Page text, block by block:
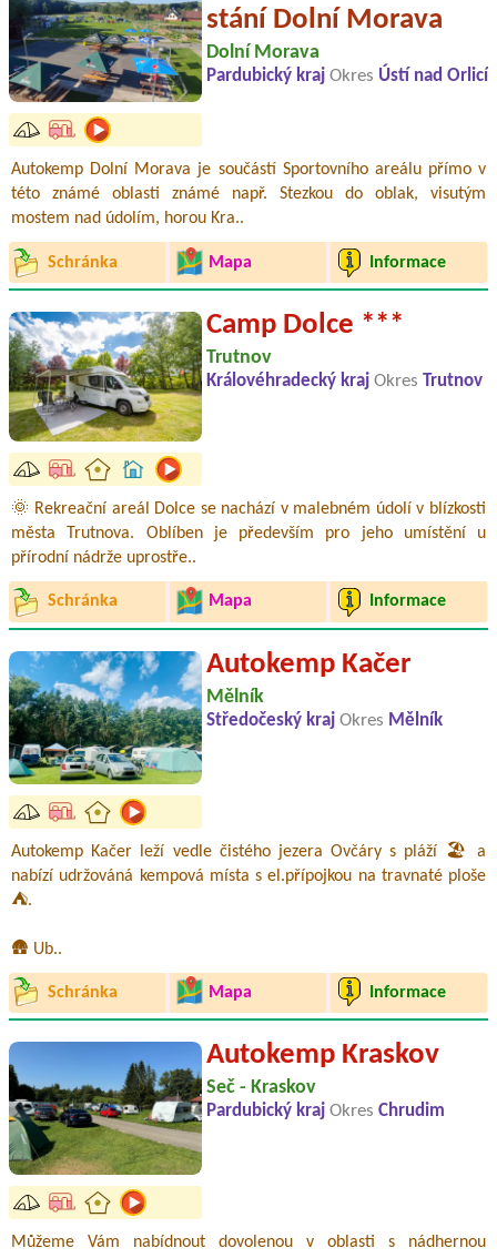
stání Dolní Morava
Dolní Morava
Pardubický kraj Okres Ústí nad Orlicí
Autokemp Dolní Morava je součástí Sportovního areálu přímo v
této známé oblasti známé např. Stezkou do oblak, visutým
mostem nad údolím, horou Kra..
Schránka Mapa Informace
Camp Dolce ***
Trutnov
Královéhradecký kraj Okres Trutnov
🌞 Rekreační areál Dolce se nachází v malebném údolí v blízkosti
města Trutnova. Oblíben je především pro jeho umístění u
přírodní nádrže uprostře..
Schránka Mapa Informace
Autokemp Kačer
Mělník
Středočeský kraj Okres Mělník
Autokemp Kačer leží vedle čistého jezera Ovčáry s pláží 🏖️ a
nabízí udržováná kempová místa s el.přípojkou na travnaté ploše
⛺.
🛖 Ub..
Schránka Mapa Informace
Autokemp Kraskov
Seč - Kraskov
Pardubický kraj Okres Chrudim
Můžeme Vám nabídnout dovolenou v oblasti s nádhernou